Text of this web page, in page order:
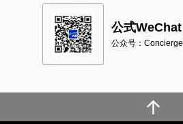
公式WeChat
公众号：